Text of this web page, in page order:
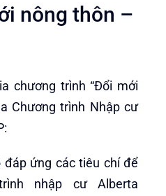
nông thôn –
chương trình “Đổi mới
Chương trình Nhập cư
ứng các tiêu chí để
nhập cư Alberta